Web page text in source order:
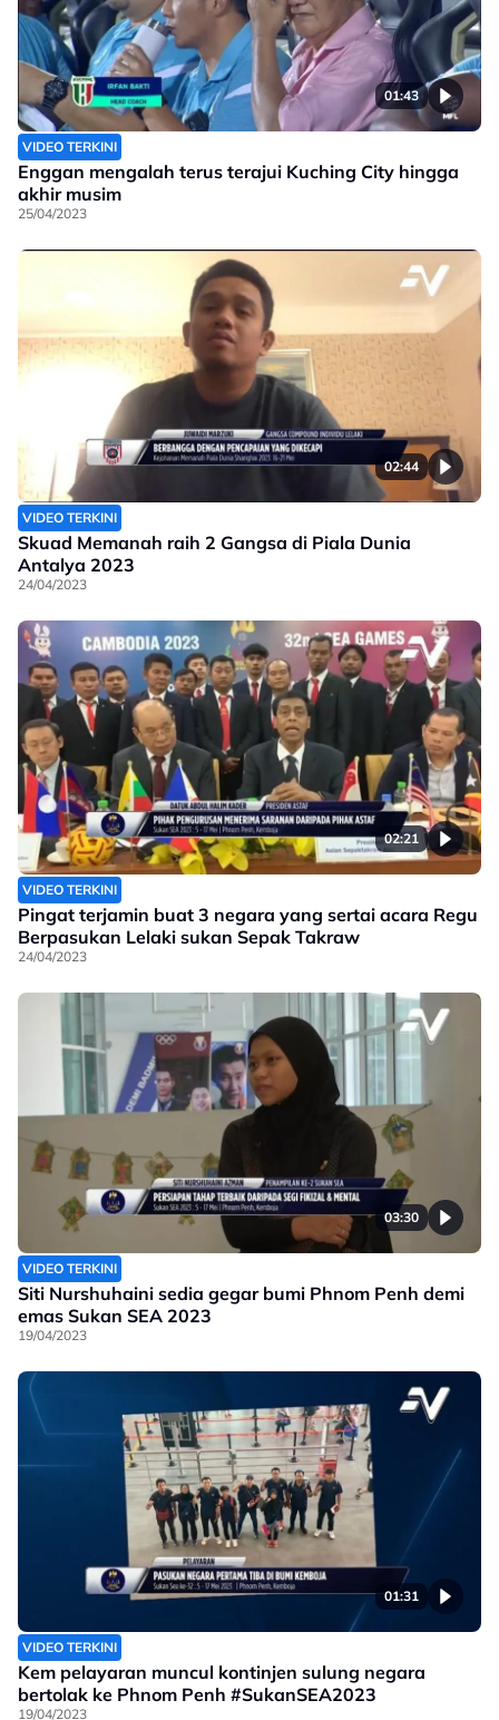
01:43
VIDEO TERKINI
Enggan mengalah terus terajui Kuching City hingga
akhir musim
25/04/2023
02:44
VIDEO TERKINI
Skuad Memanah raih 2 Gangsa di Piala Dunia
Antalya 2023
24/04/2023
02:21
VIDEO TERKINI
Pingat terjamin buat 3 negara yang sertai acara Regu
Berpasukan Lelaki sukan Sepak Takraw
24/04/2023
03:30
VIDEO TERKINI
Siti Nurshuhaini sedia gegar bumi Phnom Penh demi
emas Sukan SEA 2023
19/04/2023
01:31
VIDEO TERKINI
Kem pelayaran muncul kontinjen sulung negara
bertolak ke Phnom Penh #SukanSEA2023
19/04/2023